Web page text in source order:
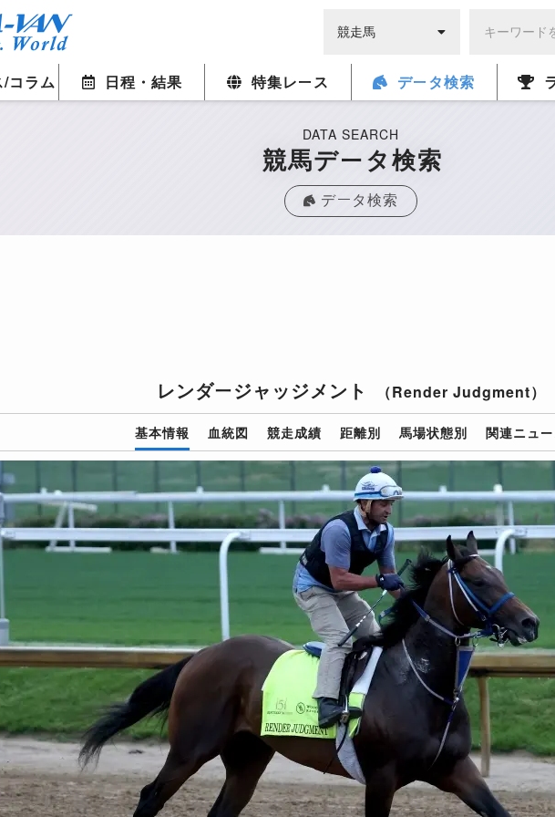
/コラム 日程・結果 特集レース データ検索
DATA SEARCH
競馬データ検索
データ検索
レンダージャッジメント （Render Judgment）
基本情報 血統図 競走成績 距離別 馬場状態別 関連ニュ